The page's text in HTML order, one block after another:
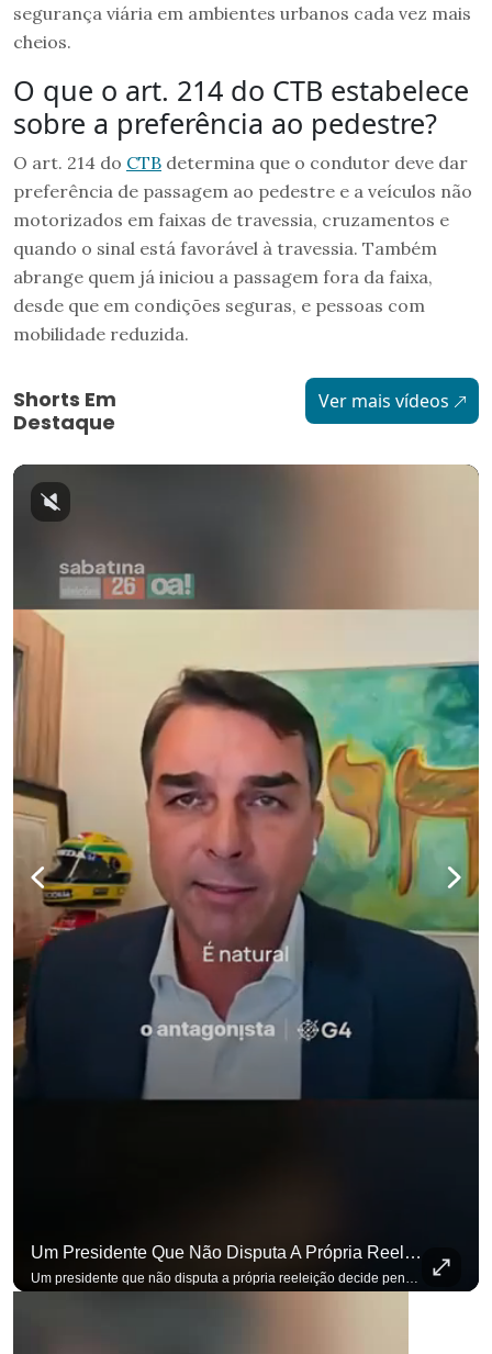
segurança viária em ambientes urbanos cada vez mais
cheios.
O que o art. 214 do CTB estabelece
sobre a preferência ao pedestre?
O art. 214 do CTB determina que o condutor deve dar
preferência de passagem ao pedestre e a veículos não
motorizados em faixas de travessia, cruzamentos e
quando o sinal está favorável à travessia. Também
abrange quem já iniciou a passagem fora da faixa,
desde que em condições seguras, e pessoas com
mobilidade reduzida.
Shorts Em
Destaque
Ver mais vídeos
Um Presidente Que Não Disputa A Própria Reeleição Decide Pensando Em Quem Vem Depois.
Um presidente que não disputa a própria reeleição decide pensando em quem vem depois. Foi assim que Flávio Bolsonaro defendeu a PEC do fim da reeleição, primeira das medidas que citou para o ambiente de negócios. Se você busca informação com credibilidade, inscreva-se agora e ative o